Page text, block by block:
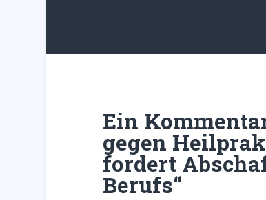
Ein
gegen
fordert
Berufs“